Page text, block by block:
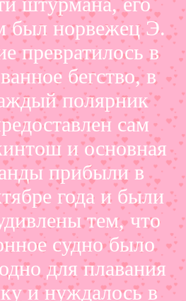
был норвежец Э.
превратилось в
бегство, в
полярник
сам
и основная
прибыли в
года и были
тем, что
судно было
для плавания
и нуждалось в